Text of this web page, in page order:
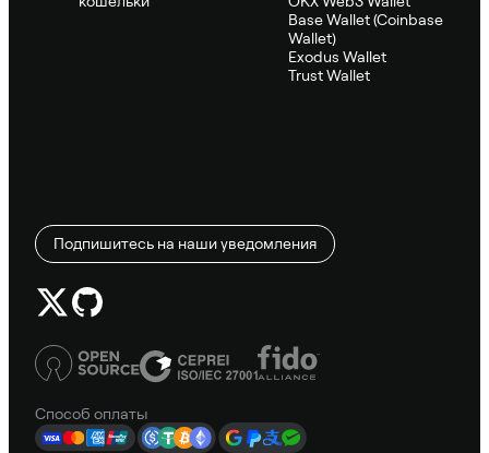
Base Wallet (Coinbase
Wallet)
Exodus Wallet
Trust Wallet
Подпишитесь на наши уведомления
Способ оплаты